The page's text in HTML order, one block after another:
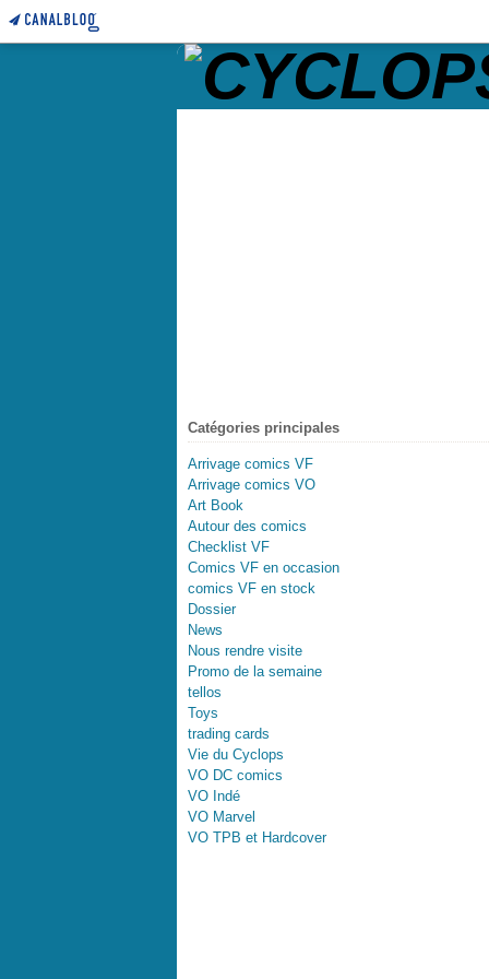
Catégories principales
Arrivage comics VF
Arrivage comics VO
Art Book
Autour des comics
Checklist VF
Comics VF en occasion
comics VF en stock
Dossier
News
Nous rendre visite
Promo de la semaine
tellos
Toys
trading cards
Vie du Cyclops
VO DC comics
VO Indé
VO Marvel
VO TPB et Hardcover